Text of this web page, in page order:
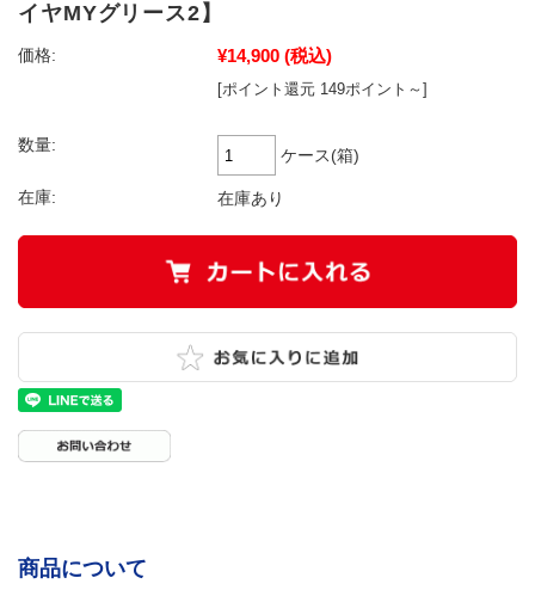
イヤMYグリース2】
価格: ¥14,900 (税込)
[ポイント還元 149ポイント～]
数量:
ケース(箱)
在庫: 在庫あり
商品について